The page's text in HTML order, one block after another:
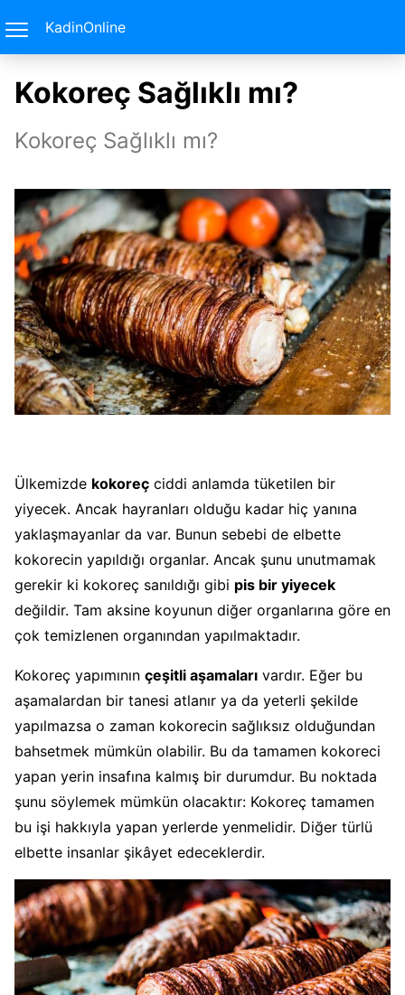
KadinOnline
Kokoreç Sağlıklı mı?
Kokoreç Sağlıklı mı?
Ülkemizde kokoreç ciddi anlamda tüketilen bir
yiyecek. Ancak hayranları olduğu kadar hiç yanına
yaklaşmayanlar da var. Bunun sebebi de elbette
kokorecin yapıldığı organlar. Ancak şunu unutmamak
gerekir ki kokoreç sanıldığı gibi pis bir yiyecek
değildir. Tam aksine koyunun diğer organlarına göre en
çok temizlenen organından yapılmaktadır.
Kokoreç yapımının çeşitli aşamaları vardır. Eğer bu
aşamalardan bir tanesi atlanır ya da yeterli şekilde
yapılmazsa o zaman kokorecin sağlıksız olduğundan
bahsetmek mümkün olabilir. Bu da tamamen kokoreci
yapan yerin insafına kalmış bir durumdur. Bu noktada
şunu söylemek mümkün olacaktır: Kokoreç tamamen
bu işi hakkıyla yapan yerlerde yenmelidir. Diğer türlü
elbette insanlar şikâyet edeceklerdir.